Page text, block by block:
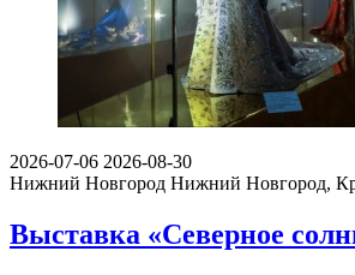
2026-07-06 2026-08-30
Нижний Новгород Нижний Новгород,
Выставка «Северное